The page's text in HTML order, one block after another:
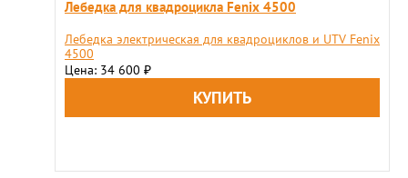
Лебедка для квадроцикла Fenix 4500
Лебедка электрическая для квадроциклов и UTV Fenix
4500
Цена: 34 600 ₽